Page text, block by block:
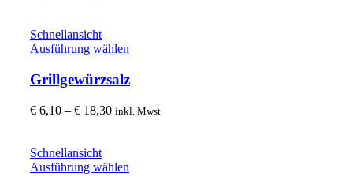
auf
Produktseite
werden
Schnellansicht
Ausführung wählen
weist
mehrere
Varianten
auf.
auf
Grillgewürzsalz
€ 6,10 – € 18,30Preisspanne:
inkl. Mwst
Schnellansicht
Ausführung wählen